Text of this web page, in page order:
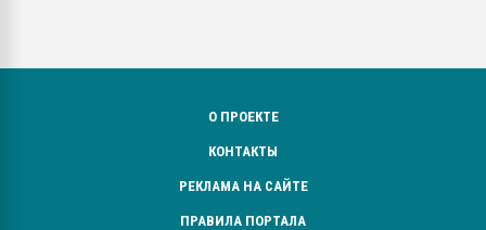
О ПРОЕКТЕ
КОНТАКТЫ
РЕКЛАМА НА САЙТЕ
ПРАВИЛА ПОРТАЛА